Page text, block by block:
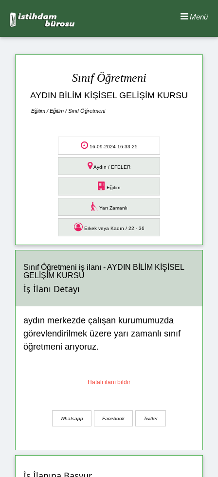
Menü
Sınıf Öğretmeni
AYDIN BİLİM KİŞİSEL GELİŞİM KURSU
Eğitim / Eğitim / Sınıf Öğretmeni
16-09-2024 16:33:25
Aydın / EFELER
Eğitim
Yarı Zamanlı
Erkek veya Kadın / 22 - 36
Sınıf Öğretmeni iş ilanı - AYDIN BİLİM KİŞİSEL
GELİŞİM KURSU
İş İlanı Detayı
aydın merkezde çalışan kurumumuzda
görevlendirilmek üzere yarı zamanlı sınıf
öğretmeni arıyoruz.
Hatalı ilanı bildir
Whatsapp Facebook Twitter